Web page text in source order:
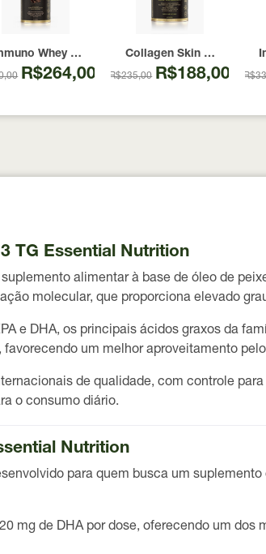
Latte 274g
Whey Chocolate Essential Nutrition 465g
R$264,00
Collagen Skin Limão-
R$235,00 R$188,00
TG Essential Nutrition
alimentar à base de óleo de
molecular, que proporciona elevado
e DHA, os principais ácidos graxos da
um melhor aproveitamento
de qualidade, com controle
o consumo diário.
Nutrition
para quem busca um
mg de DHA por dose, oferecendo um dos